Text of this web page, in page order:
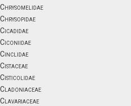
Chrysomelidae
Chrysopidae
Cicadidae
Ciconiidae
Cinclidae
Cistaceae
Cisticolidae
Cladoniaceae
Clavariaceae